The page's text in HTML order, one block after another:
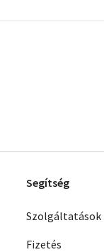
Segítség
Szolgáltatások
Fizetés